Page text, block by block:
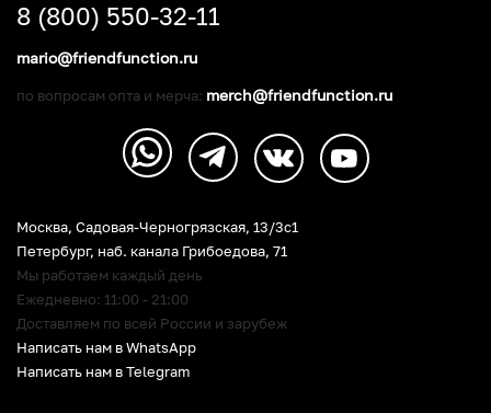
Москва, Садовая-Черногрязская, 13/3c1
Петербург, наб. канала Грибоедова, 71
Мы работаем каждый день
Ежедневно: 11:00 - 21:00
Доставляем по всей России и зарубеж
Написать нам в WhatsApp
Написать нам в Telegram
8 (800) 550-32-11
mario@friendfunction.ru
по вопросам опта и мерча: merch@friendfunction.ru